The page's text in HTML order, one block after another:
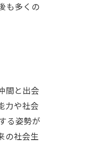
も多くの
間と出会
力や社会
る姿勢が
の社会生